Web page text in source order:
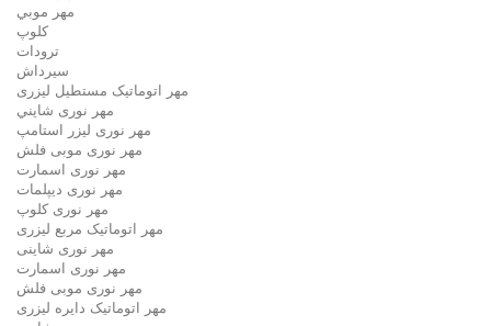
مهر موبي
کلوپ
ترودات
سیرداش
مهر اتوماتیک مستطیل لیزری
مهر نوری شايني
مهر نوری لیزر استامپ
مهر نوری موبی فلش
مهر نوری اسمارت
مهر نوری ديپلمات
مهر نوری کلوپ
مهر اتوماتیک مربع لیزری
مهر نوری شاینی
مهر نوری اسمارت
مهر نوری موبی فلش
مهر اتوماتیک دايره لیزری